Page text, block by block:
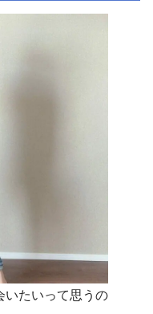
いたいって思うの